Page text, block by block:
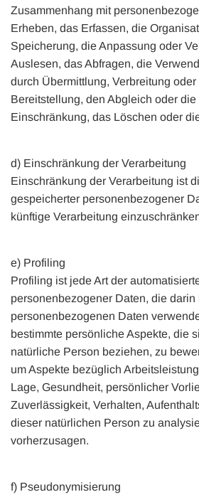
Zusammenhang mit
Erheben, das Erfassen, die
Speicherung, die Anpassung oder
Auslesen, das Abfragen, die
durch Übermittlung, Verbreitung
Bereitstellung, den Abgleich oder
Einschränkung, das Löschen oder
d) Einschränkung der Verarbeitung
Einschränkung der Verarbeitung ist
gespeicherter personenbezogener
künftige Verarbeitung
e) Profiling
Profiling ist jede Art der
personenbezogener Daten, die
personenbezogenen Daten
bestimmte persönliche Aspekte, die
natürliche Person beziehen, zu
um Aspekte bezüglich
Lage, Gesundheit, persönlicher
Zuverlässigkeit, Verhalten,
dieser natürlichen Person zu
vorherzusagen.
f) Pseudonymisierung